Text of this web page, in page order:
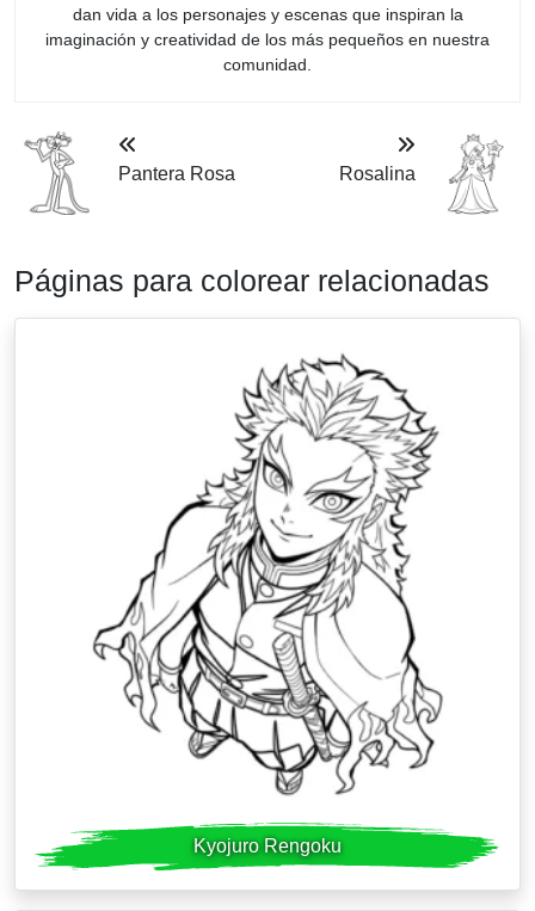
dan vida a los personajes y escenas que inspiran la
imaginación y creatividad de los más pequeños en nuestra
comunidad.
Pantera Rosa Rosalina
Páginas para colorear relacionadas
Kyojuro Rengoku